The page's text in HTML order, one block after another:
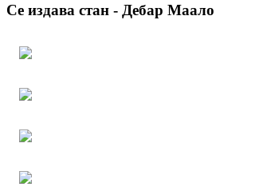
Се издава стан - Дебар Маало